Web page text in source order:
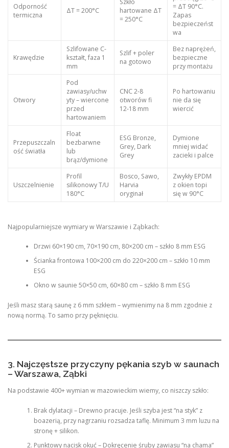
Odporność
termiczna
ΔT = 200°C
Szkło
hartowane ΔT
= 250°C
= ΔT 90°C.
Zapas
bezpieczeńst
wa
Krawędzie
Szlifowane C-
kształt, faza 1
mm
Szlif + poler
na gotowo
Bez naprężeń,
bezpieczne
przy montażu
Otwory
Pod
zawiasy/uchw
yty – wiercone
przed
hartowaniem
CNC 2-8
otworów fi
12-18 mm
Po hartowaniu
nie da się
wiercić
Przepuszczaln
ość światła
Float
bezbarwne
lub
brąz/dymione
ESG Bronze,
Grey, Dark
Grey
Dymione
mniej widać
zacieki i palce
Uszczelnienie
Profil
silikonowy T/U
180°C
Bosco, Sawo,
Harvia
oryginał
Zwykły EPDM
z okien topi
się w 90°C
Najpopularniejsze wymiary w Warszawie i Ząbkach:
Drzwi 60×190 cm, 70×190 cm, 80×200 cm – szkło 8 mm ESG
Ścianka frontowa 100×200 cm do 220×200 cm – szkło 10 mm
ESG
Okno w saunie 50×50 cm, 60×80 cm – szkło 8 mm ESG
Jeśli masz starą saunę z 6 mm szkłem – wymienimy na 8 mm zgodnie z
nową normą. To samo przy pęknięciu.
3. Najczęstsze przyczyny pękania szyb w saunach
– Warszawa, Ząbki
Na podstawie 400+ wymian w mazowieckim wiemy, co niszczy szkło:
Brak dylatacji – Drewno pracuje. Jeśli szyba jest “na styk” z
boazerią, przy nagrzaniu rozsadza taflę. Minimum 3 mm luzu na
stronę + silikon.
Punktowy nacisk okuć – Dokręcenie śruby zawiasu “na chama”